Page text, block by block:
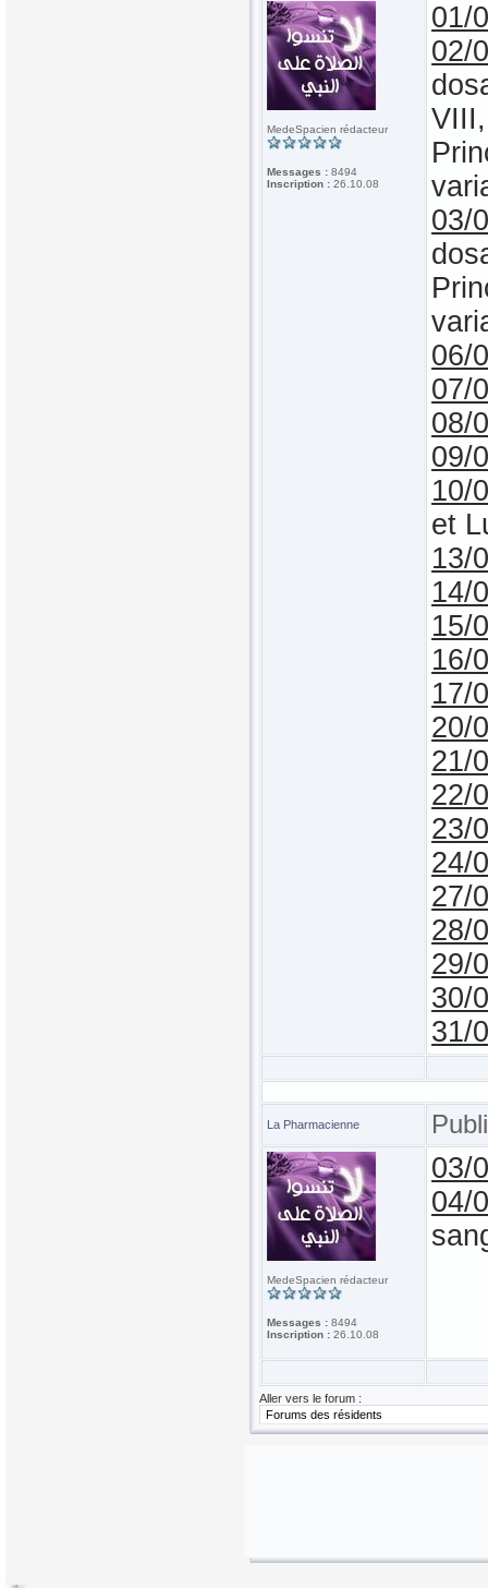
MedeSpacien rédacteur
Messages : 8494
Inscription : 26.10.08
01/
02/
03/
06/
07/
08/
09/
10/
et
13/
14/
15/
16/
17/
20/
21/
22/
23/
24/
27/
28/
29/
30/
31/
La Pharmacienne
MedeSpacien rédacteur
Messages : 8494
Inscription : 26.10.08
03/
04/
Aller vers le forum :